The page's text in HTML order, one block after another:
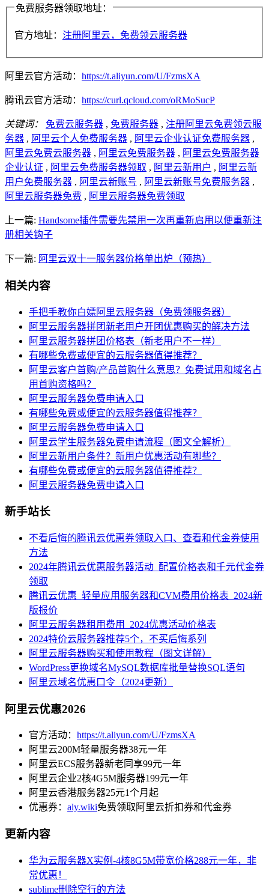
免费服务器领取地址：
官方地址： 注册阿里云，免费领云服务器
阿里云官方活动： https://t.aliyun.com/U/FzmsXA
腾讯云官方活动： https://curl.qcloud.com/oRMoSucP
关键词： 免费云服务器 , 免费服务器 , 注册阿里云免费领云服
务器 , 阿里云个人免费服务器 , 阿里云企业认证免费服务器 ,
阿里云免费云服务器 , 阿里云免费服务器 , 阿里云免费服务器
企业认证 , 阿里云免费服务器领取 , 阿里云新用户 , 阿里云新
用户免费服务器 , 阿里云新账号 , 阿里云新账号免费服务器 ,
阿里云服务器免费 , 阿里云服务器免费领取
上一篇: Handsome插件需要先禁用一次再重新启用以便重新注
册相关钩子
下一篇: 阿里云双十一服务器价格单出炉（预热）
相关内容
手把手教你白嫖阿里云服务器（免费领服务器）
阿里云服务器拼团新老用户开团优惠购买的解决方法
阿里云服务器拼团价格表（新老用户不一样）
有哪些免费或便宜的云服务器值得推荐？
阿里云客户首购/产品首购什么意思？免费试用和域名占
用首购资格吗？
阿里云服务器免费申请入口
有哪些免费或便宜的云服务器值得推荐？
阿里云服务器免费申请入口
阿里云学生服务器免费申请流程（图文全解析）
阿里云新用户条件？新用户优惠活动有哪些？
有哪些免费或便宜的云服务器值得推荐？
阿里云服务器免费申请入口
新手站长
不看后悔的腾讯云优惠券领取入口、查看和代金券使用
方法
2024年腾讯云优惠服务器活动_配置价格表和千元代金券
领取
腾讯云优惠_轻量应用服务器和CVM费用价格表_2024新
版报价
阿里云服务器租用费用_2024优惠活动价格表
2024特价云服务器推荐5个，不买后悔系列
阿里云服务器购买和使用教程（图文详解）
WordPress更换域名MySQL数据库批量替换SQL语句
阿里云域名优惠口令（2024更新）
阿里云优惠2026
官方活动： https://t.aliyun.com/U/FzmsXA
阿里云200M轻量服务器38元一年
阿里云ECS服务器新老同享99元一年
阿里云企业2核4G5M服务器199元一年
阿里云香港服务器25元1个月起
优惠券： aly.wiki免费领取阿里云折扣券和代金券
更新内容
华为云服务器X实例-4核8G5M带宽价格288元一年，非
常优惠！
sublime删除空行的方法